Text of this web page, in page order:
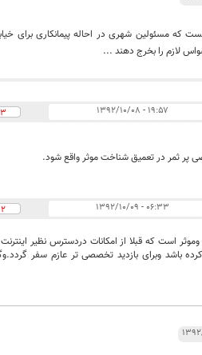
که مسئولین شهری در احاله پیمانکاری برای
لازم را بخرج دهند ...
۱۹:۵۷ - ۱۳۹۲/۱۰/۰۸ 3
پر ثمر در تعمیق شناخت موثر واقع شود.
۰۶:۳۳ - ۱۳۹۲/۱۰/۰۹ 2
است که قبلا از امکانات دردسترس نظیر اینترنت
وبرای بازدید تخصصی تر عازم سفر